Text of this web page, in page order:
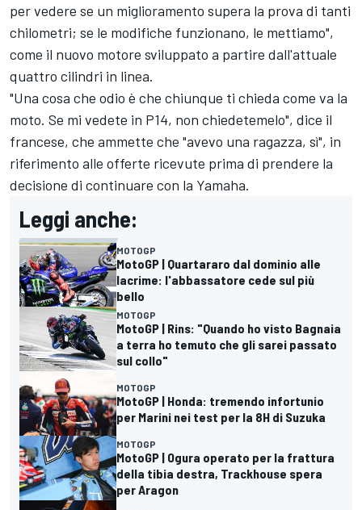
per vedere se un miglioramento supera la prova di tanti
chilometri; se le modifiche funzionano, le mettiamo",
come il nuovo motore sviluppato a partire dall'attuale
quattro cilindri in linea.
"Una cosa che odio è che chiunque ti chieda come va la
moto. Se mi vedete in P14, non chiedetemelo", dice il
francese, che ammette che "avevo una ragazza, sì", in
riferimento alle offerte ricevute prima di prendere la
decisione di continuare con la Yamaha.
Leggi anche:
MOTOGP
MotoGP | Quartararo dal dominio alle
lacrime: l'abbassatore cede sul più
bello
MOTOGP
MotoGP | Rins: "Quando ho visto Bagnaia
a terra ho temuto che gli sarei passato
sul collo"
MOTOGP
MotoGP | Honda: tremendo infortunio
per Marini nei test per la 8H di Suzuka
MOTOGP
MotoGP | Ogura operato per la frattura
della tibia destra, Trackhouse spera
per Aragon